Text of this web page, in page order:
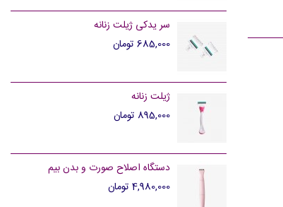
سر یدکی ژیلت زنانه
685,000 تومان
ژیلت زنانه
895,000 تومان
دستگاه اصلاح صورت و بدن بیم
4,980,000 تومان